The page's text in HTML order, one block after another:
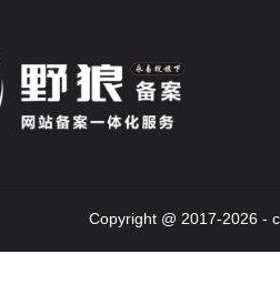
Copyright @ 2017-2026